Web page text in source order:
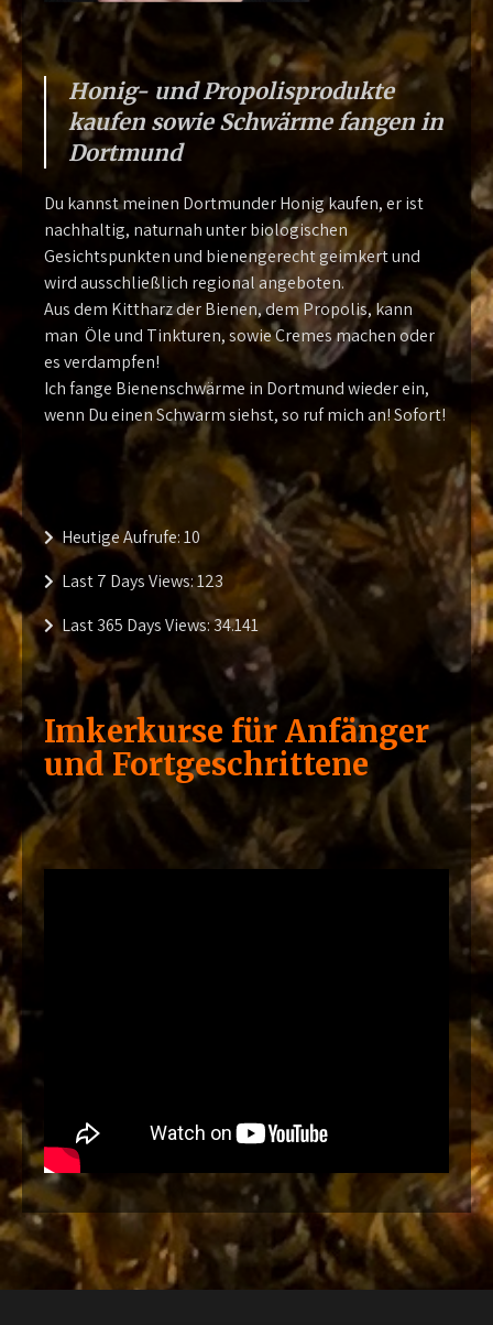
Honig- und Propolisprodukte
kaufen sowie Schwärme fangen in
Dortmund
Du kannst meinen Dortmunder Honig kaufen, er ist
nachhaltig, naturnah unter biologischen
Gesichtspunkten und bienengerecht geimkert und
wird ausschließlich regional angeboten.
Aus dem Kittharz der Bienen, dem Propolis, kann
man Öle und Tinkturen, sowie Cremes machen oder
es verdampfen!
Ich fange Bienenschwärme in Dortmund wieder ein,
wenn Du einen Schwarm siehst, so ruf mich an! Sofort!
Heutige Aufrufe:10
Last 7 Days Views:123
Last 365 Days Views:34.141
Imkerkurse für Anfänger
und Fortgeschrittene